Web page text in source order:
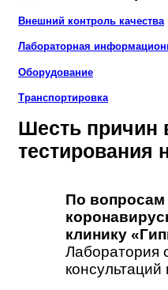
Внешний контроль качества
Лабораторная
Оборудование
Транспортировка
Шесть причин
тестирования
По вопросам
клинику
Лаборатория